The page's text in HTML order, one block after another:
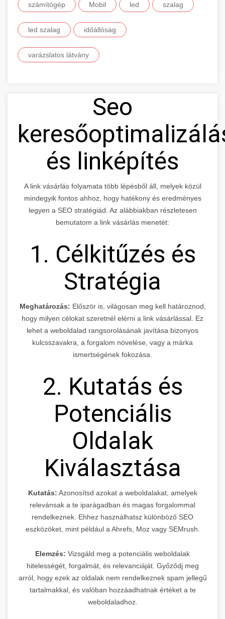
számítógép Mobil led szalag
led szalag időállóság
varázslatos látvány
Seo
és linképítés
A link vásárlás folyamata több lépésből áll, melyek közül
mindegyik fontos ahhoz, hogy hatékony és eredményes
legyen a SEO stratégiád. Az alábbiakban részletesen
bemutatom a link vásárlás menetét:
1. Célkitűzés és
Stratégia
Meghatározás: Először is, világosan meg kell határoznod,
hogy milyen célokat szeretnél elérni a link vásárlással. Ez
lehet a weboldalad rangsorolásának javítása bizonyos
kulcsszavakra, a forgalom növelése, vagy a márka
ismertségének fokozása.
2. Kutatás és
Potenciális
Oldalak
Kiválasztása
Kutatás: Azonosítsd azokat a weboldalakat, amelyek
relevánsak a te iparágadban és magas forgalommal
rendelkeznek. Ehhez használhatsz különböző SEO
eszközöket, mint például a Ahrefs, Moz vagy SEMrush.
Elemzés: Vizsgáld meg a potenciális weboldalak
hitelességét, forgalmát, és relevanciáját. Győződj meg
arról, hogy ezek az oldalak nem rendelkeznek spam jellegű
tartalmakkal, és valóban hozzáadhatnak értéket a te
weboldaladhoz.